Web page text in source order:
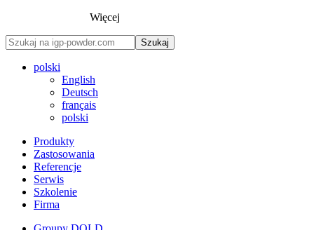
Więcej
Szukaj
polski
English
Deutsch
français
polski
Produkty
Zastosowania
Referencje
Serwis
Szkolenie
Firma